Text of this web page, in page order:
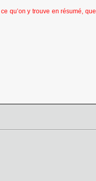
qu’on y trouve en résumé,